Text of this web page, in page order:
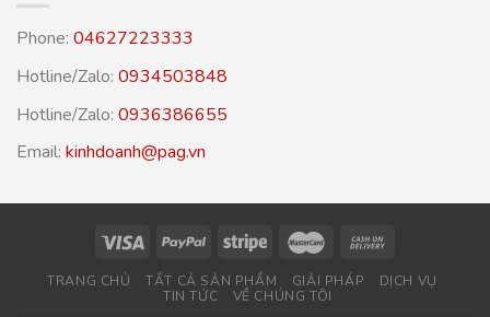
Phone: 04627223333
Hotline/Zalo: 0934503848
Hotline/Zalo: 0936386655
Email: kinhdoanh@pag.vn
TRANG CHỦ TẤT CẢ SẢN PHẨM GIẢI PHÁP
DỊCH VỤ
TIN TỨC
VỀ CHÚNG TÔI